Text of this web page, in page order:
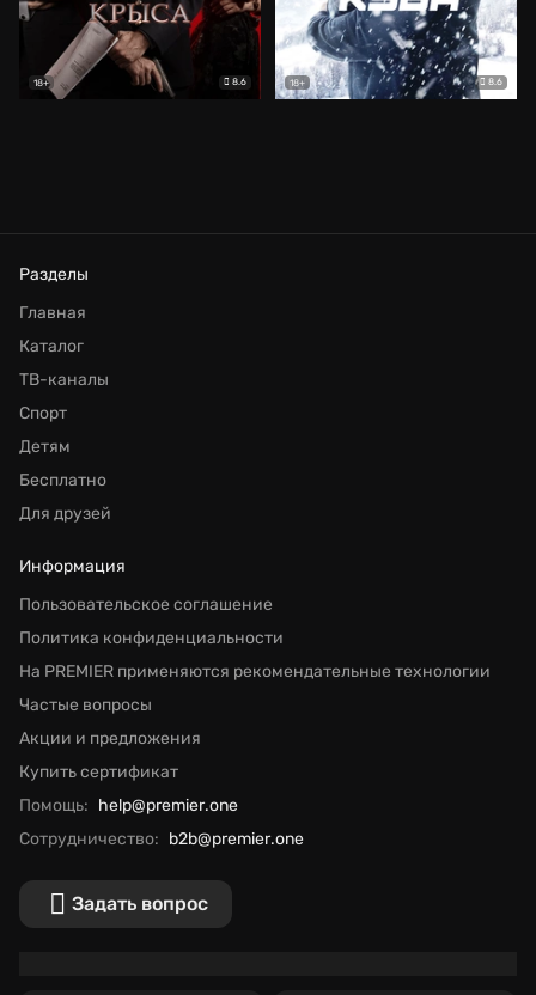
18+ 8.6 18+ 8.6
Разделы
Главная
Каталог
ТВ-каналы
Спорт
Детям
Бесплатно
Для друзей
Информация
Пользовательское соглашение
Политика конфиденциальности
На PREMIER применяются рекомендательные технологии
Частые вопросы
Акции и предложения
Купить сертификат
Помощь: help@premier.one
Сотрудничество: b2b@premier.one
Задать вопрос